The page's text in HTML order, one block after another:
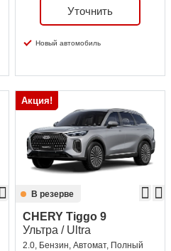
Уточнить
Новый автомобиль
Акция!
В резерве
CHERY Tiggo 9
Ультра / Ultra
2.0, Бензин, Автомат, Полный